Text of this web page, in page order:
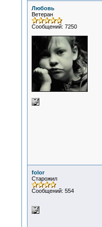
Любовь
Ветеран
Сообщений: 7250
folor
Старожил
Сообщений: 554